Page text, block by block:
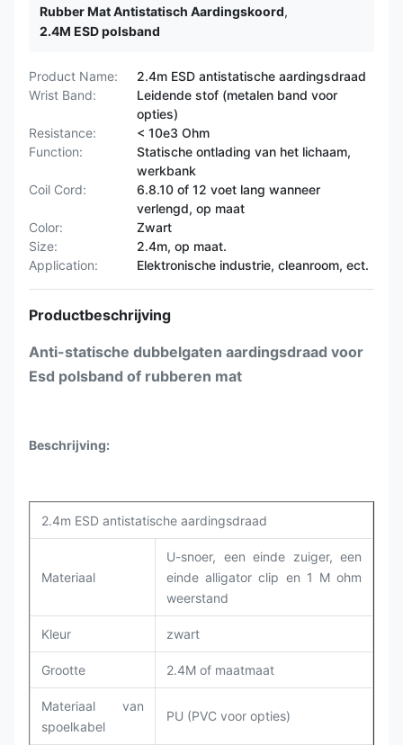
Rubber Mat Antistatisch Aardingskoord,
2.4M ESD polsband
Product Name:
2.4m ESD antistatische aardingsdraad
Wrist Band:
Leidende stof (metalen band voor
opties)
Resistance:
< 10e3 Ohm
Function:
Statische ontlading van het lichaam,
werkbank
Coil Cord:
6.8.10 of 12 voet lang wanneer
verlengd, op maat
Color:
Zwart
Size:
2.4m, op maat.
Application:
Elektronische industrie, cleanroom, ect.
Productbeschrijving
Anti-statische dubbelgaten aardingsdraad voor
Esd polsband of rubberen mat
Beschrijving:
2.4m ESD antistatische aardingsdraad
Materiaal
U-snoer, een einde zuiger, een
einde alligator clip en 1 M ohm
weerstand
Kleur zwart
Grootte 2.4M of maatmaat
Materiaal van
spoelkabel
PU (PVC voor opties)